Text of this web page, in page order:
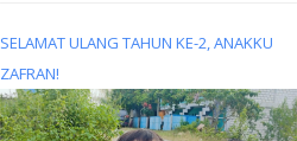
SELAMAT ULANG TAHUN KE-2, ANAKKU
ZAFRAN!